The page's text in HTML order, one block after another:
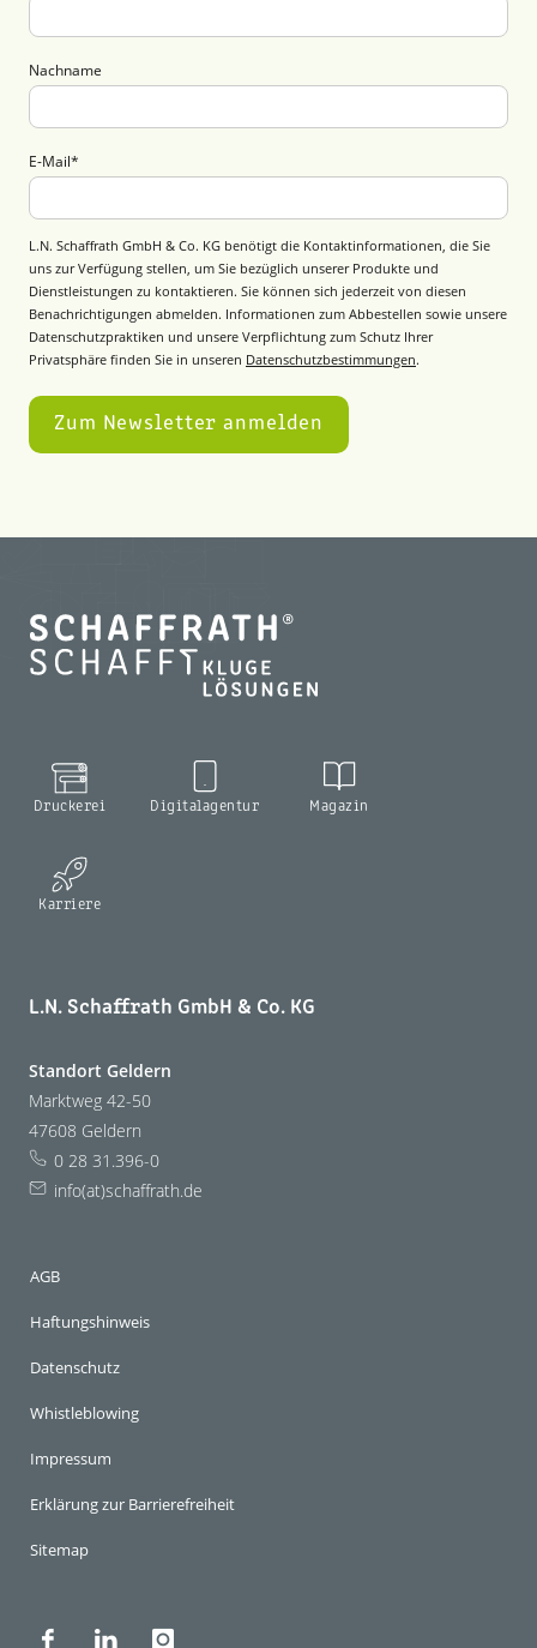
Nachname
E-Mail*
L.N. Schaffrath GmbH & Co. KG benötigt die Kontaktinformationen, die Sie
uns zur Verfügung stellen, um Sie bezüglich unserer Produkte und
Dienstleistungen zu kontaktieren. Sie können sich jederzeit von diesen
Benachrichtigungen abmelden. Informationen zum Abbestellen sowie unsere
Datenschutzpraktiken und unsere Verpflichtung zum Schutz Ihrer
Privatsphäre finden Sie in unseren Datenschutzbestimmungen.
Druckerei Digitalagentur Magazin
Karriere
L.N. Schaffrath GmbH & Co. KG
Standort Geldern
Marktweg 42-50
47608 Geldern
0 28 31.396-0
info(at)schaffrath.de
AGB
Haftungshinweis
Datenschutz
Whistleblowing
Impressum
Erklärung zur Barrierefreiheit
Sitemap